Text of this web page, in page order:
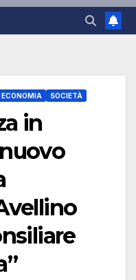
ECONOMIA SOCIETÀ
in